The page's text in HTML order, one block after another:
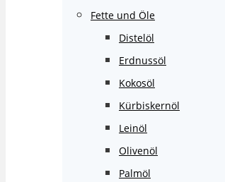
Fette und Öle
Distelöl
Erdnussöl
Kokosöl
Kürbiskernöl
Leinöl
Olivenöl
Palmöl